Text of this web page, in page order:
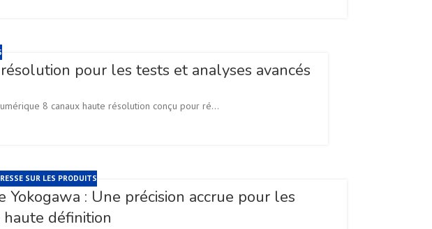
pour les tests et analyses avancés
8 canaux haute résolution conçu pour ré...
SUR LES PRODUITS
: Une précision accrue pour les
définition